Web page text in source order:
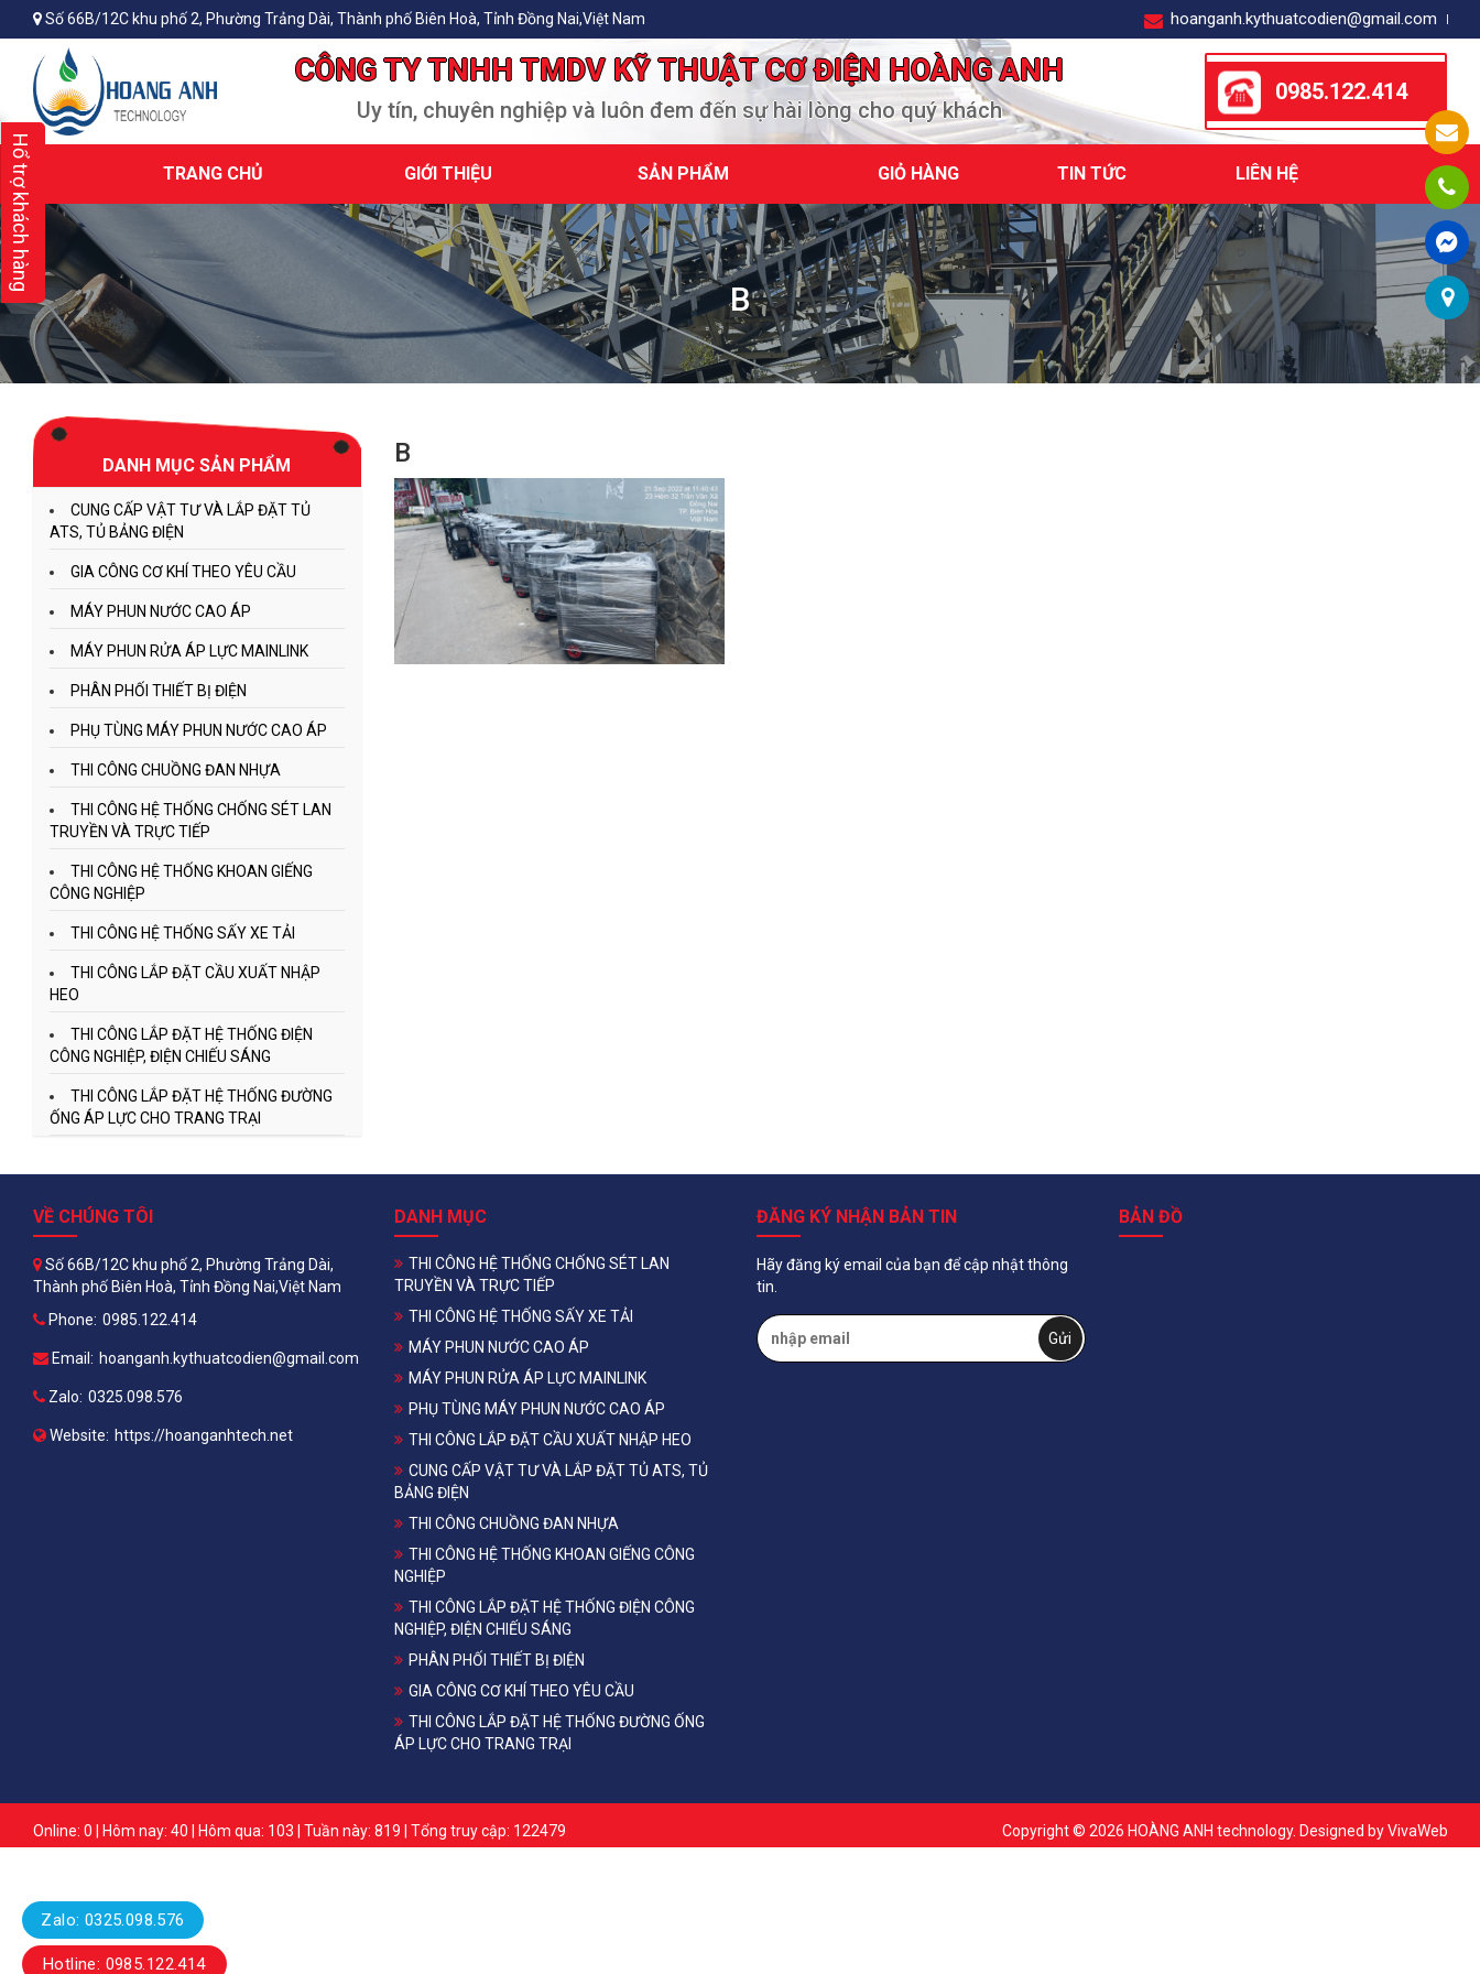
Số 66B/12C khu phố 2, Phường Trảng Dài, Thành phố Biên Hoà, Tỉnh Đồng Nai,Việt Nam hoanganh.kythuatcodien@gmail.com
CÔNG TY TNHH TMDV KỸ THUẬT CƠ ĐIỆN HOÀNG ANH
Uy tín, chuyên nghiệp và luôn đem đến sự hài lòng cho quý khách
0985.122.414
TRANG CHỦ GIỚI THIỆU SẢN PHẨM GIỎ HÀNG TIN TỨC LIÊN HỆ
B
DANH MỤC SẢN PHẨM
CUNG CẤP VẬT TƯ VÀ LẮP ĐẶT TỦ
ATS, TỦ BẢNG ĐIỆN
GIA CÔNG CƠ KHÍ THEO YÊU CẦU
MÁY PHUN NƯỚC CAO ÁP
MÁY PHUN RỬA ÁP LỰC MAINLINK
PHÂN PHỐI THIẾT BỊ ĐIỆN
PHỤ TÙNG MÁY PHUN NƯỚC CAO ÁP
THI CÔNG CHUỒNG ĐAN NHỰA
THI CÔNG HỆ THỐNG CHỐNG SÉT LAN
TRUYỀN VÀ TRỰC TIẾP
THI CÔNG HỆ THỐNG KHOAN GIẾNG
CÔNG NGHIỆP
THI CÔNG HỆ THỐNG SẤY XE TẢI
THI CÔNG LẮP ĐẶT CẦU XUẤT NHẬP
HEO
THI CÔNG LẮP ĐẶT HỆ THỐNG ĐIỆN
CÔNG NGHIỆP, ĐIỆN CHIẾU SÁNG
THI CÔNG LẮP ĐẶT HỆ THỐNG ĐƯỜNG
ỐNG ÁP LỰC CHO TRANG TRẠI
B
VỀ CHÚNG TÔI
Số 66B/12C khu phố 2, Phường Trảng Dài,
Thành phố Biên Hoà, Tỉnh Đồng Nai,Việt Nam
Phone: 0985.122.414
Email: hoanganh.kythuatcodien@gmail.com
Zalo: 0325.098.576
Website: https://hoanganhtech.net
DANH MỤC
THI CÔNG HỆ THỐNG CHỐNG SÉT LAN
TRUYỀN VÀ TRỰC TIẾP
THI CÔNG HỆ THỐNG SẤY XE TẢI
MÁY PHUN NƯỚC CAO ÁP
MÁY PHUN RỬA ÁP LỰC MAINLINK
PHỤ TÙNG MÁY PHUN NƯỚC CAO ÁP
THI CÔNG LẮP ĐẶT CẦU XUẤT NHẬP HEO
CUNG CẤP VẬT TƯ VÀ LẮP ĐẶT TỦ ATS, TỦ
BẢNG ĐIỆN
THI CÔNG CHUỒNG ĐAN NHỰA
THI CÔNG HỆ THỐNG KHOAN GIẾNG CÔNG
NGHIỆP
THI CÔNG LẮP ĐẶT HỆ THỐNG ĐIỆN CÔNG
NGHIỆP, ĐIỆN CHIẾU SÁNG
PHÂN PHỐI THIẾT BỊ ĐIỆN
GIA CÔNG CƠ KHÍ THEO YÊU CẦU
THI CÔNG LẮP ĐẶT HỆ THỐNG ĐƯỜNG ỐNG
ÁP LỰC CHO TRANG TRẠI
ĐĂNG KÝ NHẬN BẢN TIN
Hãy đăng ký email của bạn để cập nhật thông
tin.
BẢN ĐỒ
Online: 0 | Hôm nay: 40 | Hôm qua: 103 | Tuần này: 819 | Tổng truy cập: 122479 Copyright © 2026 HOÀNG ANH technology. Designed byVivaWeb
Zalo: 0325.098.576
Hotline: 0985.122.414
Hổ trợ khách hàng